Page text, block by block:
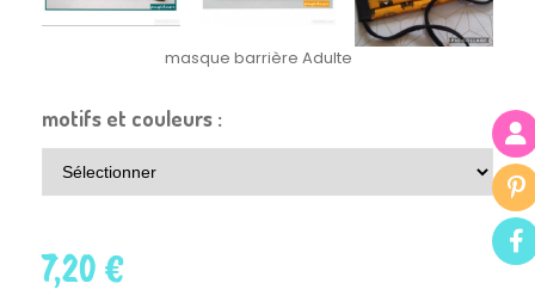
masque barrière Adulte
motifs et couleurs :
7,20€